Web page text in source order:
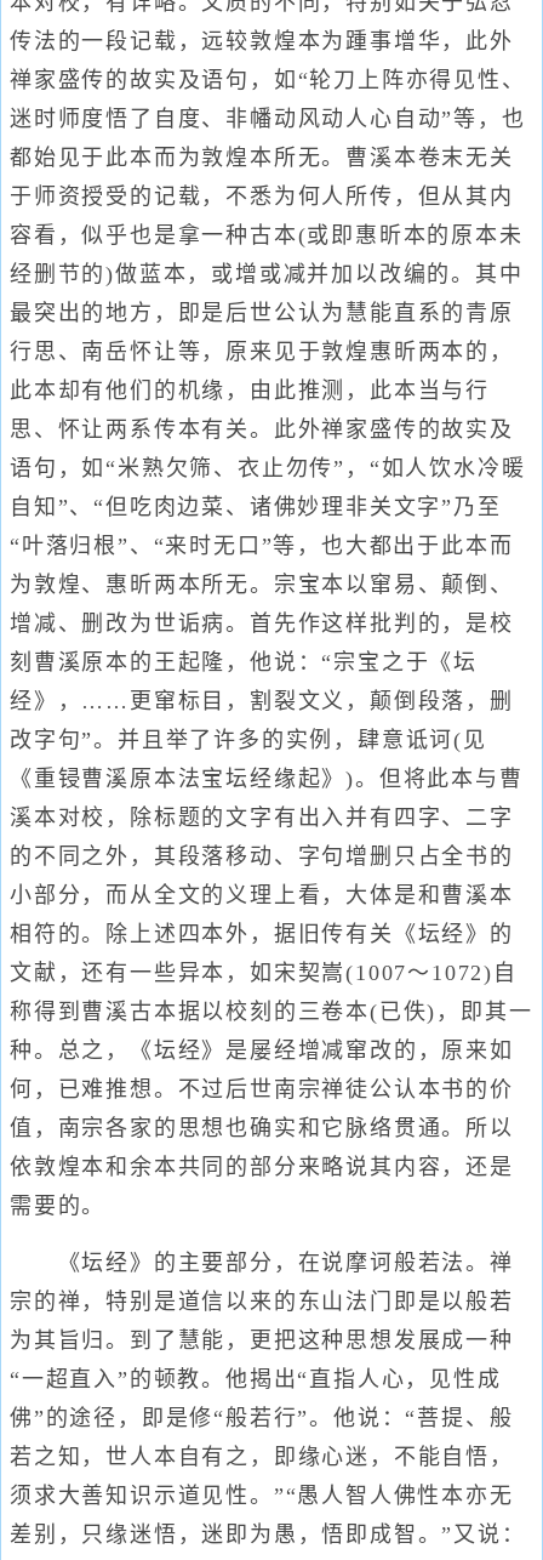
传法的一段记载，远较敦煌本为踵事增华，此外
禅家盛传的故实及语句，如“轮刀上阵亦得见性、
迷时师度悟了自度、非幡动风动人心自动”等，也
都始见于此本而为敦煌本所无。曹溪本卷末无关
于师资授受的记载，不悉为何人所传，但从其内
容看，似乎也是拿一种古本(或即惠昕本的原本未
经删节的)做蓝本，或增或减并加以改编的。其中
最突出的地方，即是后世公认为慧能直系的青原
行思、南岳怀让等，原来见于敦煌惠昕两本的，
此本却有他们的机缘，由此推测，此本当与行
思、怀让两系传本有关。此外禅家盛传的故实及
语句，如“米熟欠筛、衣止勿传”，“如人饮水冷暖
自知”、“但吃肉边菜、诸佛妙理非关文字”乃至
“叶落归根”、“来时无口”等，也大都出于此本而
为敦煌、惠昕两本所无。宗宝本以窜易、颠倒、
增减、删改为世诟病。首先作这样批判的，是校
刻曹溪原本的王起隆，他说：“宗宝之于《坛
经》，……更窜标目，割裂文义，颠倒段落，删
改字句”。并且举了许多的实例，肆意诋诃(见
《重锓曹溪原本法宝坛经缘起》)。但将此本与曹
溪本对校，除标题的文字有出入并有四字、二字
的不同之外，其段落移动、字句增删只占全书的
小部分，而从全文的义理上看，大体是和曹溪本
相符的。除上述四本外，据旧传有关《坛经》的
文献，还有一些异本，如宋契嵩(1007～1072)自
称得到曹溪古本据以校刻的三卷本(已佚)，即其一
种。总之，《坛经》是屡经增减窜改的，原来如
何，已难推想。不过后世南宗禅徒公认本书的价
值，南宗各家的思想也确实和它脉络贯通。所以
依敦煌本和余本共同的部分来略说其内容，还是
需要的。
《坛经》的主要部分，在说摩诃般若法。禅
宗的禅，特别是道信以来的东山法门即是以般若
为其旨归。到了慧能，更把这种思想发展成一种
“一超直入”的顿教。他揭出“直指人心，见性成
佛”的途径，即是修“般若行”。他说：“菩提、般
若之知，世人本自有之，即缘心迷，不能自悟，
须求大善知识示道见性。”“愚人智人佛性本亦无
差别，只缘迷悟，迷即为愚，悟即成智。”又说：